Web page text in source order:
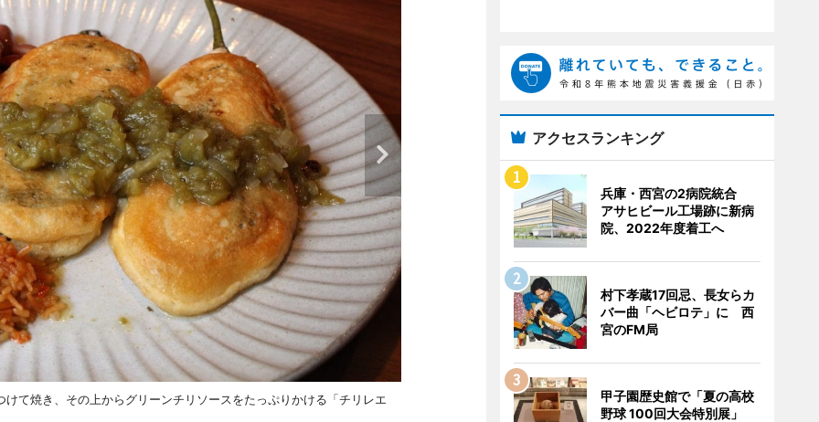
て焼き、その上からグリーンチリソースをたっぷりかける「チリレエ
アクセスランキング
兵庫・西宮の2病院統合
アサヒビール工場跡に新病
院、2022年度着工へ
村下孝蔵17回忌、長女らカ
バー曲「ヘビロテ」に 西
宮のFM局
甲子園歴史館で「夏の高校
野球 100回大会特別展」